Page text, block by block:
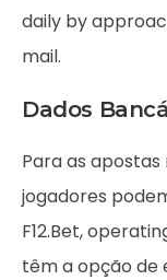
daily by
mail.
Dados
Para as apostas
jogadores
F12.Bet,
têm a opção de